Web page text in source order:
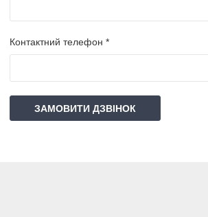
Контактний телефон *
ЗАМОВИТИ ДЗВІНОК